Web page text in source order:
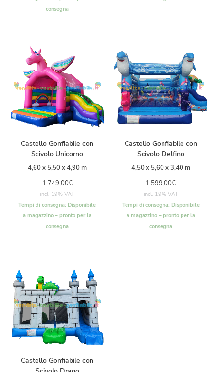
consegna
Castello Gonfiabile con
Scivolo Unicorno
4,60 x 5,50 x 4,90 m
1.749,00€
incl. 19% VAT
Tempi di consegna: Disponibile
a magazzino – pronto per la
consegna
Castello Gonfiabile con
Scivolo Delfino
4,50 x 5,60 x 3,40 m
1.599,00€
incl. 19% VAT
Tempi di consegna: Disponibile
a magazzino – pronto per la
consegna
Castello Gonfiabile con